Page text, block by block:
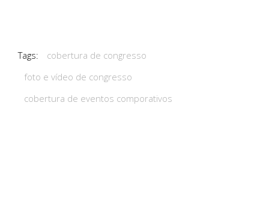
Tags:
cobertura de congresso
foto e vídeo de congresso
cobertura de eventos comporativos